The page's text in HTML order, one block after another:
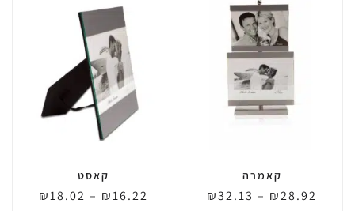
קאמרה
₪28.92
–
₪32.13
קאסט
₪16.22
–
₪18.02